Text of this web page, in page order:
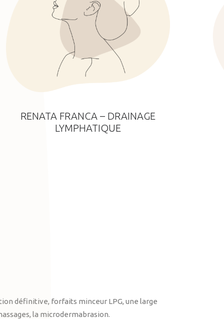
RENATA FRANCA – DRAINAGE
LYMPHATIQUE
définitive, forfaits minceur LPG, une large
la microdermabrasion.